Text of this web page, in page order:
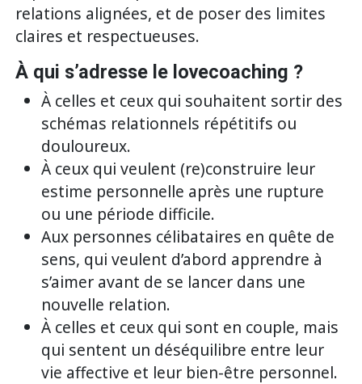
relations alignées, et de poser des limites
claires et respectueuses.
À qui s’adresse le lovecoaching ?
À celles et ceux qui souhaitent sortir des
schémas relationnels répétitifs ou
douloureux.
À ceux qui veulent (re)construire leur
estime personnelle après une rupture
ou une période difficile.
Aux personnes célibataires en quête de
sens, qui veulent d’abord apprendre à
s’aimer avant de se lancer dans une
nouvelle relation.
À celles et ceux qui sont en couple, mais
qui sentent un déséquilibre entre leur
vie affective et leur bien-être personnel.